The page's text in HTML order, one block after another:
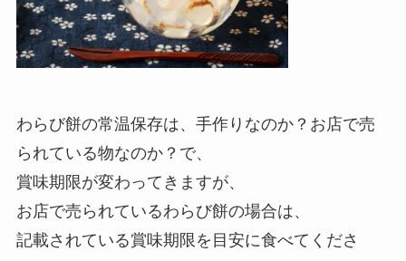
わらび餅の常温保存は、手作りなのか？お店で売
られている物なのか？で、
賞味期限が変わってきますが、
お店で売られているわらび餅の場合は、
記載されている賞味期限を目安に食べてくださ